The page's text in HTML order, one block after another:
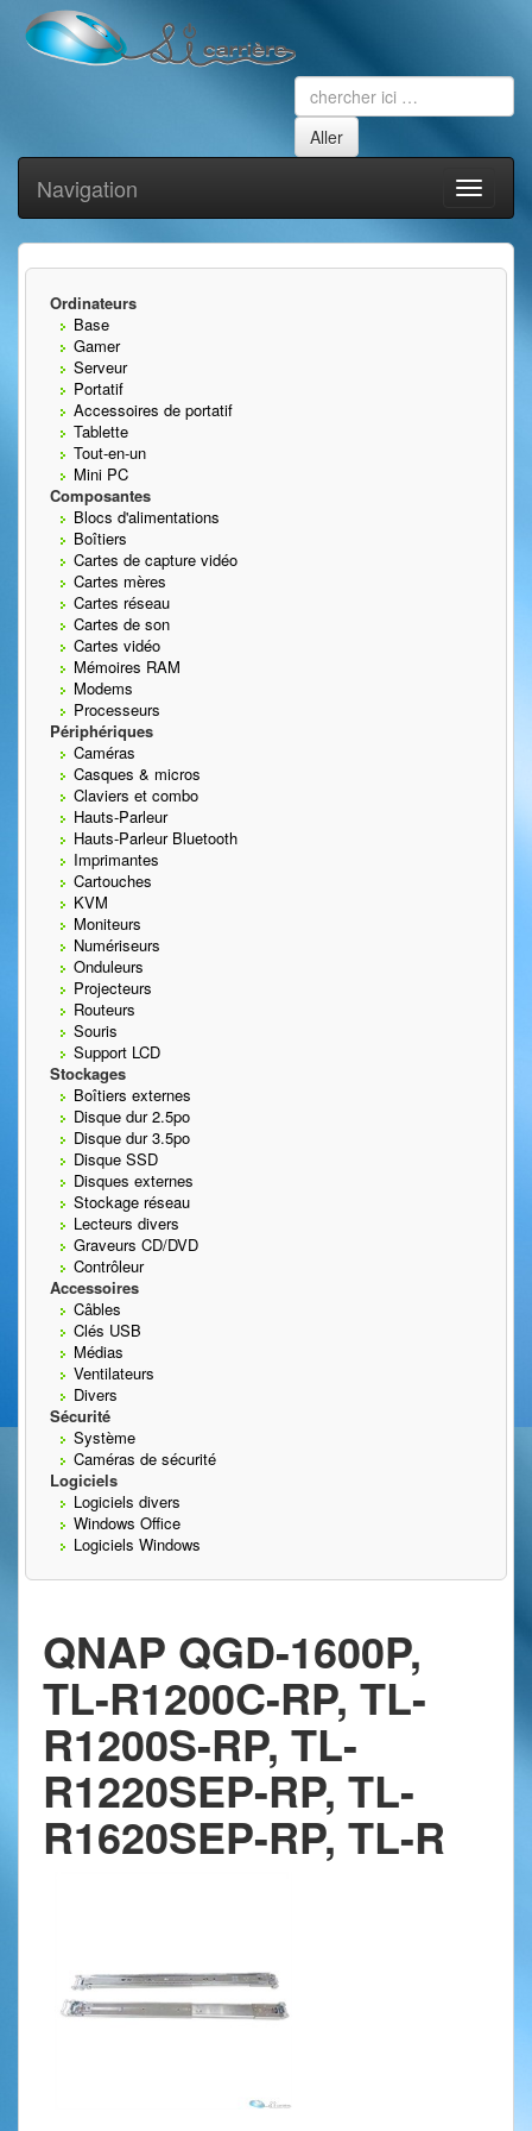
Toggle
Navigation
Ordinateurs
Base
Gamer
Serveur
Portatif
Accessoires de portatif
Tablette
Tout-en-un
Mini PC
Composantes
Blocs d'alimentations
Boîtiers
Cartes de capture vidéo
Cartes mères
Cartes réseau
Cartes de son
Cartes vidéo
Mémoires RAM
Modems
Processeurs
Périphériques
Caméras
Casques & micros
Claviers et combo
Hauts-Parleur
Hauts-Parleur Bluetooth
Imprimantes
Cartouches
KVM
Moniteurs
Numériseurs
Onduleurs
Projecteurs
Routeurs
Souris
Support LCD
Stockages
Boîtiers externes
Disque dur 2.5po
Disque dur 3.5po
Disque SSD
Disques externes
Stockage réseau
Lecteurs divers
Graveurs CD/DVD
Contrôleur
Accessoires
Câbles
Clés USB
Médias
Ventilateurs
Divers
Sécurité
Système
Caméras de sécurité
Logiciels
Logiciels divers
Windows Office
Logiciels Windows
QNAP QGD-1600P,
TL-R1200C-RP, TL-
R1200S-RP, TL-
R1220SEP-RP, TL-
R1620SEP-RP, TL-R